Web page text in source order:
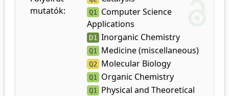
mutatók:
Q1
Computer Science
Applications
D1 Inorganic Chemistry
Q1 Medicine (miscellaneous)
Q2 Molecular Biology
Q1 Organic Chemistry
Q1
Physical and Theoretical